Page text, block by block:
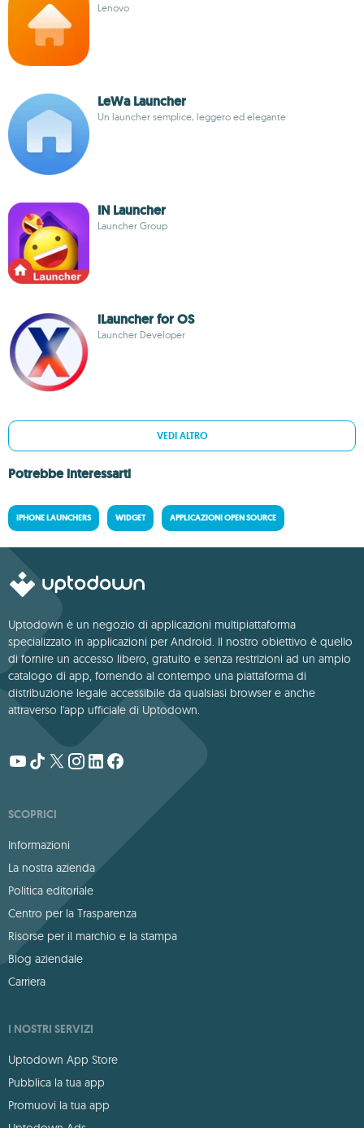
Lenovo
LeWa Launcher
Un launcher semplice, leggero ed elegante
IN Launcher
Launcher Group
iLauncher for OS
Launcher Developer
VEDI ALTRO
Potrebbe interessarti
IPHONE LAUNCHERS WIDGET APPLICAZIONI OPEN SOURCE
Uptodown è un negozio di applicazioni multipiattaforma
specializzato in applicazioni per Android. Il nostro obiettivo è quello
di fornire un accesso libero, gratuito e senza restrizioni ad un ampio
catalogo di app, fornendo al contempo una piattaforma di
distribuzione legale accessibile da qualsiasi browser e anche
attraverso l'app ufficiale di Uptodown.
SCOPRICI
Informazioni
La nostra azienda
Politica editoriale
Centro per la Trasparenza
Risorse per il marchio e la stampa
Blog aziendale
Carriera
I NOSTRI SERVIZI
Uptodown App Store
Pubblica la tua app
Promuovi la tua app